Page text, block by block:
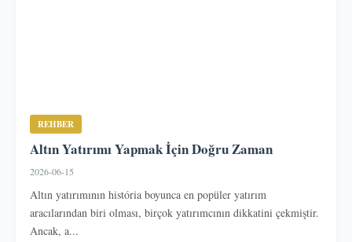
REHBER
Altın Yatırımı Yapmak İçin Doğru Zaman
2026-06-15
Altın yatırımının história boyunca en popüler yatırım
aracılarından biri olması, birçok yatırımcının dikkatini çekmiştir.
Ancak, a...